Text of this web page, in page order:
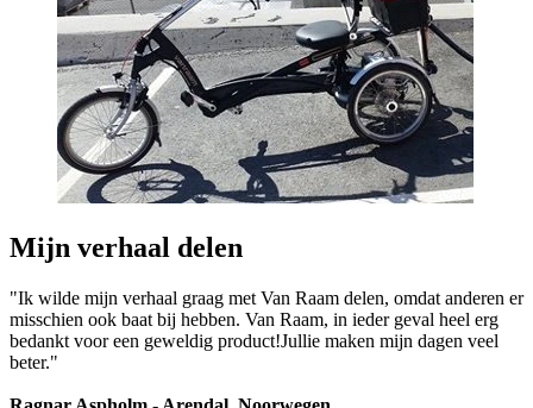
Mijn verhaal delen
"Ik wilde mijn verhaal graag met Van Raam delen, omdat anderen er
misschien ook baat bij hebben. Van Raam, in ieder geval heel erg
bedankt voor een geweldig product!Jullie maken mijn dagen veel
beter."